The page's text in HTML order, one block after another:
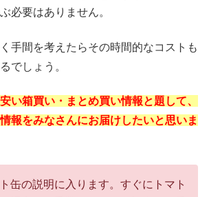
必要はありません。
手間を考えたらその時間的なコストも
でしょう。
い箱買い・まとめ買い情報と題して、
報をみなさんにお届けしたいと思いま
缶の説明に入ります。すぐにトマト